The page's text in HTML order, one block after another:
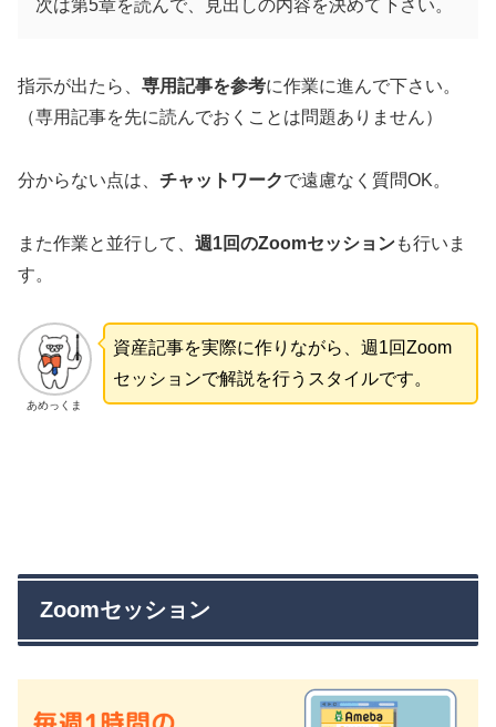
次は第5章を読んで、見出しの内容を決めて下さい。
指示が出たら、 専用記事を参考に作業に進んで下さい。
（専用記事を先に読んでおくことは問題ありません）
分からない点は、 チャットワークで遠慮なく質問OK。
また作業と並行して、 週1回のZoomセッションも行いま
す。
あめっくま
資産記事を実際に作りながら、週1回Zoom
セッションで解説を行うスタイルです。
Zoomセッション